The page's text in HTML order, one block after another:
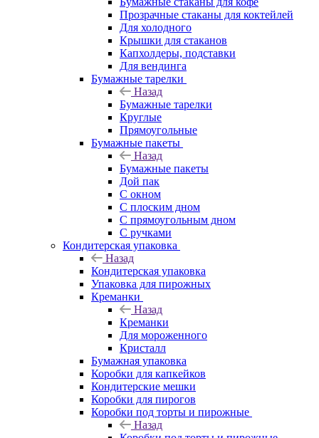
Прозрачные стаканы для коктейлей
Для холодного
Крышки для стаканов
Капхолдеры, подставки
Для вендинга
Бумажные тарелки
Назад
Бумажные тарелки
Круглые
Прямоугольные
Бумажные пакеты
Назад
Бумажные пакеты
Дой пак
С окном
С плоским дном
С прямоугольным дном
С ручками
Кондитерская упаковка
Назад
Кондитерская упаковка
Упаковка для пирожных
Креманки
Назад
Креманки
Для мороженного
Кристалл
Бумажная упаковка
Коробки для капкейков
Кондитерские мешки
Коробки для пирогов
Коробки под торты и пирожные
Назад